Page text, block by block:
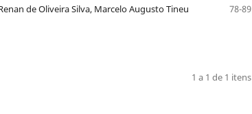
de Oliveira Silva, Marcelo Augusto Tineu
78-89
1 a 1 de 1 itens